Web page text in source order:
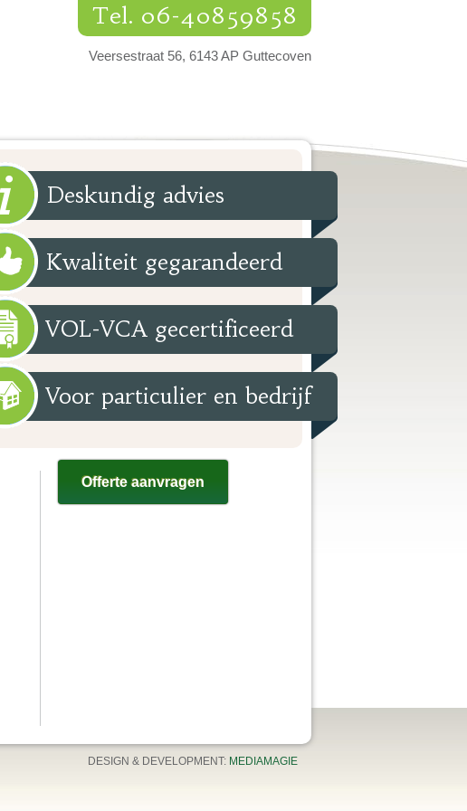
Tel. 06-40859858
Veersestraat 56, 6143 AP Guttecoven
Deskundig advies
Kwaliteit gegarandeerd
VOL-VCA gecertificeerd
Voor particulier en bedrijf
Offerte aanvragen
DESIGN & DEVELOPMENT: MEDIAMAGIE